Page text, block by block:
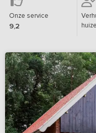
Onze service
9,2